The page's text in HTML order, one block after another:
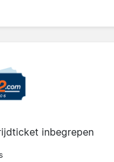
inbegrepen